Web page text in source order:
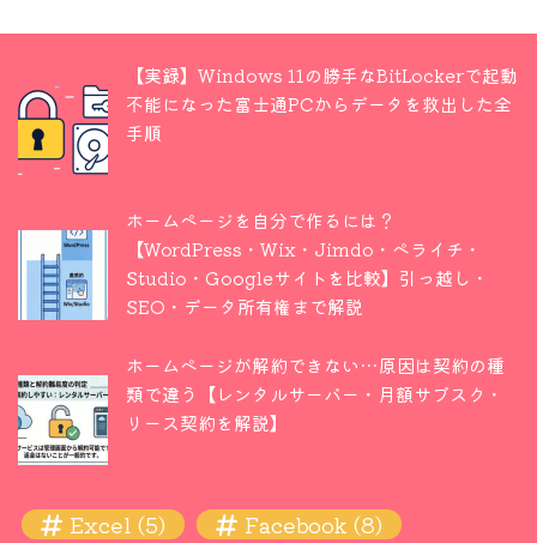
【実録】Windows 11の勝手なBitLockerで起動
不能になった富士通PCからデータを救出した全
手順
ホームページを自分で作るには？
【WordPress・Wix・Jimdo・ペライチ・
Studio・Googleサイトを比較】引っ越し・
SEO・データ所有権まで解説
ホームページが解約できない…原因は契約の種
類で違う【レンタルサーバー・月額サブスク・
リース契約を解説】
Excel (5) Facebook (8)